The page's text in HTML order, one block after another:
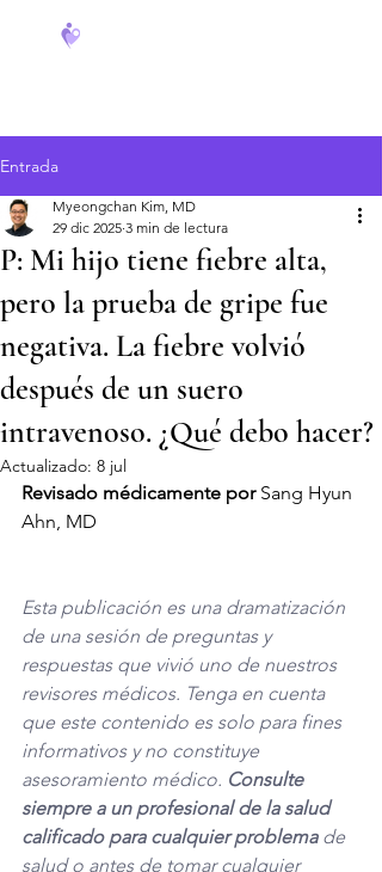
Entrada
P: Mi hijo tiene fiebre alta,
pero la prueba de gripe fue
negativa. La fiebre volvió
después de un suero
intravenoso. ¿Qué debo hacer?
Myeongchan Kim, MD
29 dic 2025 3 min de lectura
Actualizado: 8 jul
Revisado médicamente por Sang Hyun
Ahn, MD
Esta publicación es una dramatización
de una sesión de preguntas y
respuestas que vivió uno de nuestros
revisores médicos. Tenga en cuenta
que este contenido es solo para fines
informativos y no constituye
asesoramiento médico. Consulte
siempre a un profesional de la salud
calificado para cualquier problema de
salud o antes de tomar cualquier